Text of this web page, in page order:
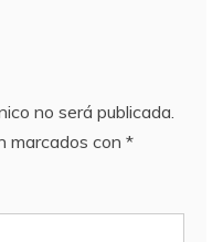
no será publicada.
marcados con *